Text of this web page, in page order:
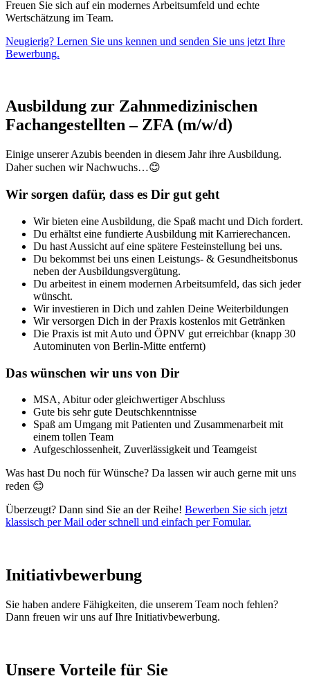
Freuen Sie sich auf ein modernes Arbeitsumfeld und echte
Wertschätzung im Team.
Neugierig? Lernen Sie uns kennen und senden Sie uns jetzt Ihre
Bewerbung.
Ausbildung zur Zahnmedizinischen
Fachangestellten – ZFA (m/w/d)
Einige unserer Azubis beenden in diesem Jahr ihre Ausbildung.
Daher suchen wir Nachwuchs…😊
Wir sorgen dafür, dass es Dir gut geht
Wir bieten eine Ausbildung, die Spaß macht und Dich fordert.
Du erhältst eine fundierte Ausbildung mit Karrierechancen.
Du hast Aussicht auf eine spätere Festeinstellung bei uns.
Du bekommst bei uns einen Leistungs- & Gesundheitsbonus
neben der Ausbildungsvergütung.
Du arbeitest in einem modernen Arbeitsumfeld, das sich jeder
wünscht.
Wir investieren in Dich und zahlen Deine Weiterbildungen
Wir versorgen Dich in der Praxis kostenlos mit Getränken
Die Praxis ist mit Auto und ÖPNV gut erreichbar (knapp 30
Autominuten von Berlin-Mitte entfernt)
Das wünschen wir uns von Dir
MSA, Abitur oder gleichwertiger Abschluss
Gute bis sehr gute Deutschkenntnisse
Spaß am Umgang mit Patienten und Zusammenarbeit mit
einem tollen Team
Aufgeschlossenheit, Zuverlässigkeit und Teamgeist
Was hast Du noch für Wünsche? Da lassen wir auch gerne mit uns
reden 😊
Überzeugt? Dann sind Sie an der Reihe! Bewerben Sie sich jetzt
klassisch per Mail oder schnell und einfach per Fomular.
Initiativbewerbung
Sie haben andere Fähigkeiten, die unserem Team noch fehlen?
Dann freuen wir uns auf Ihre Initiativbewerbung.
Unsere Vorteile für Sie